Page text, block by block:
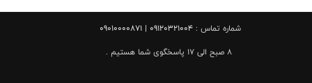
شماره تماس : 09120321004 | 09010000871